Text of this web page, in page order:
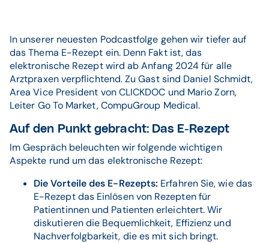
In unserer neuesten Podcastfolge gehen wir tiefer auf
das Thema E-Rezept ein. Denn Fakt ist, das
elektronische Rezept wird ab Anfang 2024 für alle
Arztpraxen verpflichtend. Zu Gast sind Daniel Schmidt,
Area Vice President von CLICKDOC und Mario Zorn,
Leiter Go To Market, CompuGroup Medical.
Auf den Punkt gebracht: Das E-Rezept
Im Gespräch beleuchten wir folgende wichtigen
Aspekte rund um das elektronische Rezept:
Die Vorteile des E-Rezepts: Erfahren Sie, wie das
E-Rezept das Einlösen von Rezepten für
Patientinnen und Patienten erleichtert. Wir
diskutieren die Bequemlichkeit, Effizienz und
Nachverfolgbarkeit, die es mit sich bringt.